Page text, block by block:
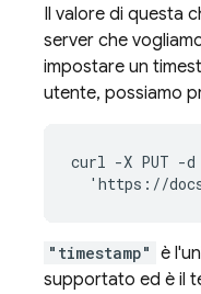
Il valore di questa
server che
impostare un
utente, possiamo
curl -X PUT
"timestamp" è
supportato ed è il